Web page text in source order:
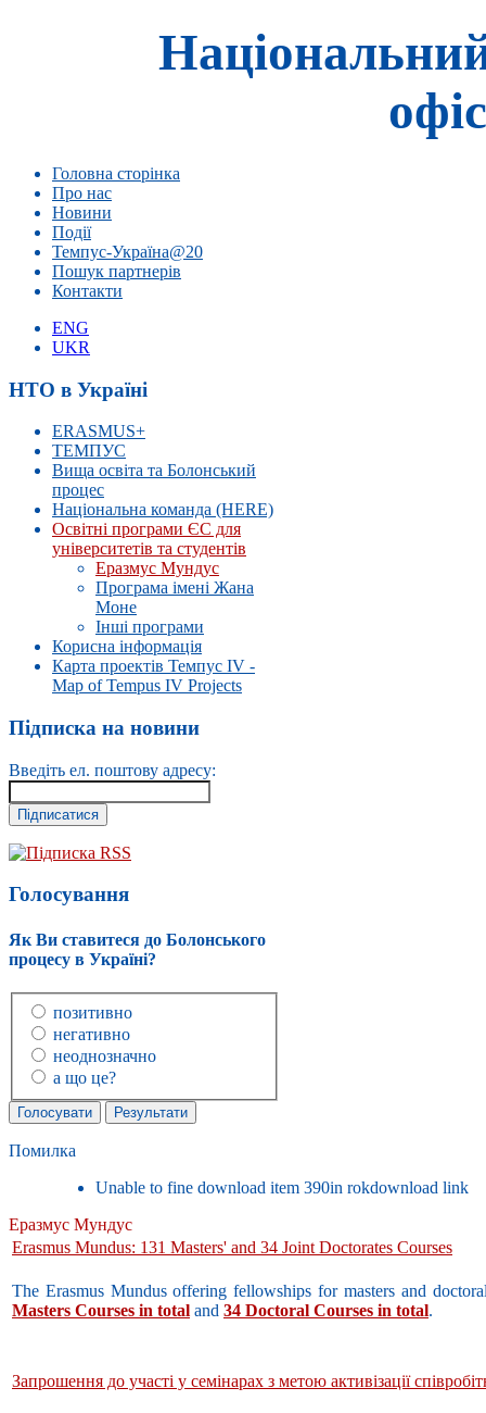
Головна сторінка
Про нас
Новини
Події
Темпус-Україна@20
Пошук партнерів
Контакти
ENG
UKR
НТО в Україні
ERASMUS+
ТЕМПУС
Вища освіта та Болонський
процес
Національна команда (HERE)
Освітні програми ЄС для
університетів та студентів
Еразмус Мундус
Програма імені Жана
Моне
Інші програми
Корисна інформація
Карта проектів Темпус IV -
Map of Tempus IV Projects
Підписка на новини
Введіть ел. поштову адресу:
Підписка RSS
Голосування
Як Ви ставитеся до Болонського
процесу в Україні?
позитивно
негативно
неоднозначно
а що це?
Помилка
Unable to fine download item 390in rokdownload link
Еразмус Мундус
Erasmus Mundus: 131 Masters' and 34 Joint Doctorates Courses
The Erasmus Mundus offering fellowships for masters and
Masters Courses in total and 34 Doctoral Courses in total.
Запрошення до участі у семінарах з метою активізації